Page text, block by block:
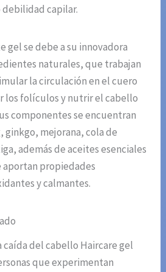
debilidad capilar.
gel se debe a su innovadora
naturales, que trabajan
la circulación en el cuero
folículos y nutrir el cabello
componentes se encuentran
ginkgo, mejorana, cola de
además de aceites esenciales
aportan propiedades
y calmantes.
del cabello Haircare gel
que experimentan